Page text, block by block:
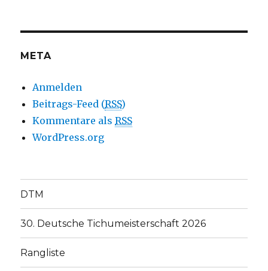
META
Anmelden
Beitrags-Feed (RSS)
Kommentare alsRSS
WordPress.org
DTM
30. Deutsche Tichumeisterschaft 2026
Rangliste